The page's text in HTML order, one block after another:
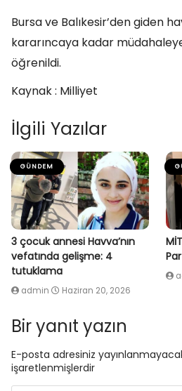
Bursa ve Balıkesir’den giden
kararıncaya kadar
öğrenildi.
Kaynak : Milliyet
İlgili Yazılar
GÜNDEM
3 çocuk annesi Havva’nın
vefatında gelişme: 4
tutuklama
admin Haziran 20, 2026
Bir yanıt yazın
E-posta adresiniz
işaretlenmişlerdir